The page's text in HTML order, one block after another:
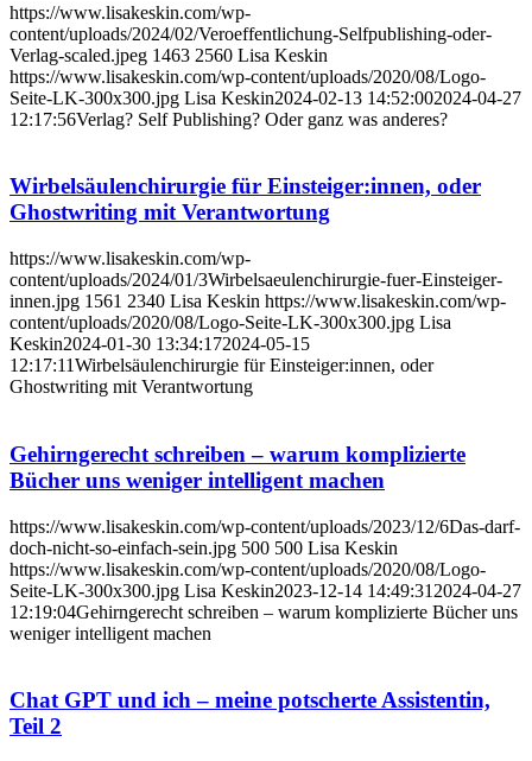
https://www.lisakeskin.com/wp-
content/uploads/2024/02/Veroeffentlichung-Selfpublishing-oder-
Verlag-scaled.jpeg 1463 2560 Lisa Keskin
https://www.lisakeskin.com/wp-content/uploads/2020/08/Logo-
Seite-LK-300x300.jpg Lisa Keskin2024-02-13 14:52:002024-04-27
12:17:56Verlag? Self Publishing? Oder ganz was anderes?
Wirbelsäulenchirurgie für Einsteiger:innen, oder
Ghostwriting mit Verantwortung
https://www.lisakeskin.com/wp-
content/uploads/2024/01/3Wirbelsaeulenchirurgie-fuer-Einsteiger-
innen.jpg 1561 2340 Lisa Keskin https://www.lisakeskin.com/wp-
content/uploads/2020/08/Logo-Seite-LK-300x300.jpg Lisa
Keskin2024-01-30 13:34:172024-05-15
12:17:11Wirbelsäulenchirurgie für Einsteiger:innen, oder
Ghostwriting mit Verantwortung
Gehirngerecht schreiben – warum komplizierte
Bücher uns weniger intelligent machen
https://www.lisakeskin.com/wp-content/uploads/2023/12/6Das-darf-
doch-nicht-so-einfach-sein.jpg 500 500 Lisa Keskin
https://www.lisakeskin.com/wp-content/uploads/2020/08/Logo-
Seite-LK-300x300.jpg Lisa Keskin2023-12-14 14:49:31 2024-04-27
12:19:04Gehirngerecht schreiben – warum komplizierte Bücher uns
weniger intelligent machen
Chat GPT und ich – meine potscherte Assistentin,
Teil 2